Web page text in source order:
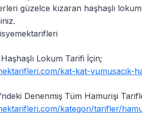
güzelce kızaran haşhaşlı
Lokum Tarifi İçin;
kat-kat-yumusacik-
Denenmiş Tüm Hamurişi
kategori/tarifler/